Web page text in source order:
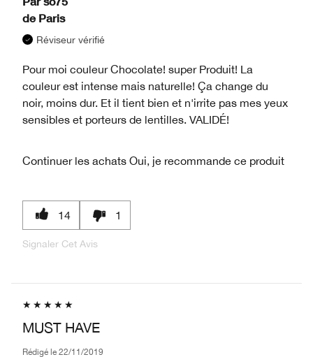
de Paris
Réviseur vérifié
Pour moi couleur Chocolate! super Produit! La
couleur est intense mais naturelle! Ça change du
noir, moins dur. Et il tient bien et n'irrite pas mes yeux
sensibles et porteurs de lentilles. VALIDÉ!
Continuer les achats Oui, je recommande ce produit
14 1
Signaler Cet Avis
MUST HAVE
Rédigé le 22/11/2019